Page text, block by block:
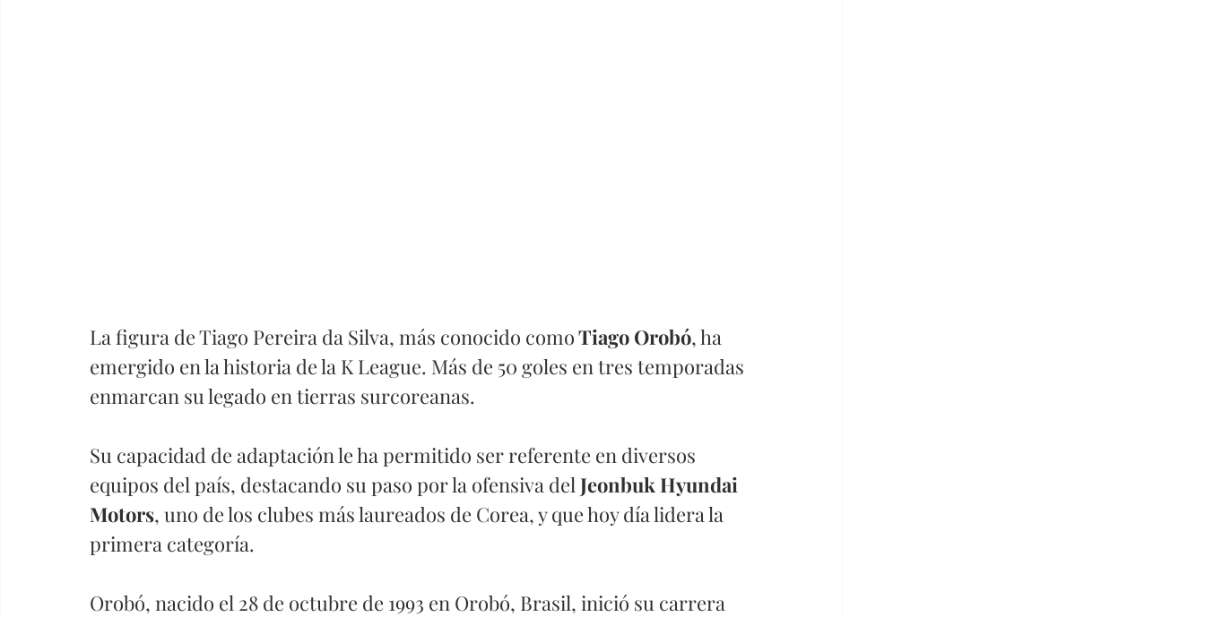
La figura de Tiago Pereira da Silva, más conocido como Tiago Orobó, ha
emergido en la historia de la K League. Más de 50 goles en tres temporadas
enmarcan su legado en tierras surcoreanas.
Su capacidad de adaptación le ha permitido ser referente en diversos
equipos del país, destacando su paso por la ofensiva del Jeonbuk Hyundai
Motors, uno de los clubes más laureados de Corea, y que hoy día lidera la
primera categoría.
Orobó, nacido el 28 de octubre de 1993 en Orobó, Brasil, inició su carrera